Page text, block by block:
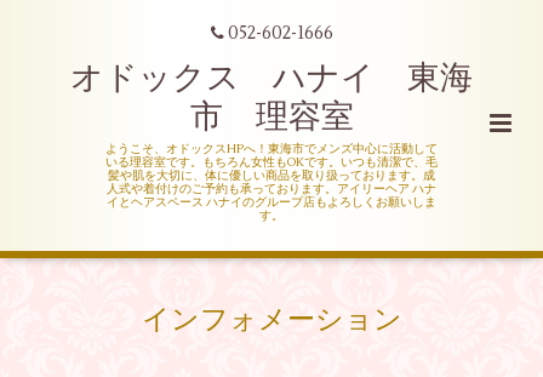
052-602-1666
オドックス ハナイ 東海
市 理容室
ようこそ、オドックスHPへ！東海市でメンズ中心に活動して
いる理容室です。もちろん女性もOKです。いつも清潔で、毛
髪や肌を大切に、体に優しい商品を取り扱っております。成
人式や着付けのご予約も承っております。アイリーヘア ハナ
イとヘアスペース ハナイのグループ店もよろしくお願いしま
す。
インフォメーション